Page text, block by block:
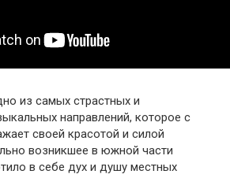
из самых страстных и
направлений, которое с
своей красотой и силой
возникшее в южной части
в себе дух и душу местных